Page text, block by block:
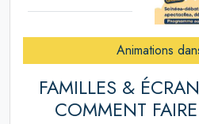
Animations
FAMILLES &
COMMENT